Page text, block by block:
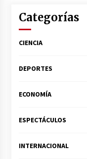
Categorías
CIENCIA
DEPORTES
ECONOMÍA
ESPECTÁCULOS
INTERNACIONAL